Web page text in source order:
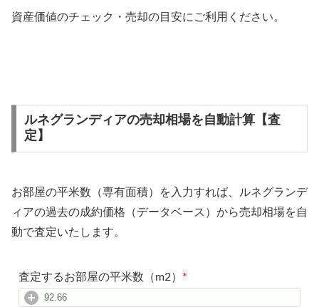
資産価値のチェック・売却の目安にご利用ください。
ルネグランディアの売却相場を自動計算【査
定】
お部屋の平米数（専有面積）を入力すれば、ルネグランデ
ィアの過去の成約価格（データベース）から売却相場を自
動で査定いたします。
査定するお部屋の平米数（m2） *